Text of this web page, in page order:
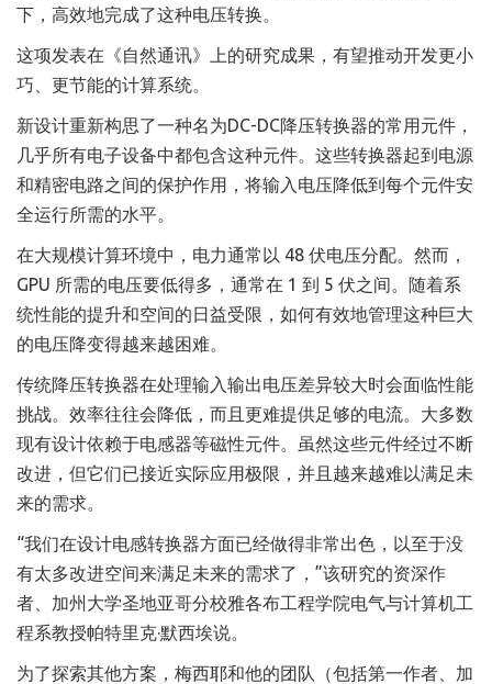
下，高效地完成了这种电压转换。
这项发表在《自然通讯》上的研究成果，有望推动开发更小
巧、更节能的计算系统。
新设计重新构思了一种名为DC-DC降压转换器的常用元件，
几乎所有电子设备中都包含这种元件。这些转换器起到电源
和精密电路之间的保护作用，将输入电压降低到每个元件安
全运行所需的水平。
在大规模计算环境中，电力通常以 48 伏电压分配。然而，
GPU 所需的电压要低得多，通常在 1 到 5 伏之间。随着系
统性能的提升和空间的日益受限，如何有效地管理这种巨大
的电压降变得越来越困难。
传统降压转换器在处理输入输出电压差异较大时会面临性能
挑战。效率往往会降低，而且更难提供足够的电流。大多数
现有设计依赖于电感器等磁性元件。虽然这些元件经过不断
改进，但它们已接近实际应用极限，并且越来越难以满足未
来的需求。
“我们在设计电感转换器方面已经做得非常出色，以至于没
有太多改进空间来满足未来的需求了，”该研究的资深作
者、加州大学圣地亚哥分校雅各布工程学院电气与计算机工
程系教授帕特里克·默西埃说。
为了探索其他方案，梅西耶和他的团队（包括第一作者、加